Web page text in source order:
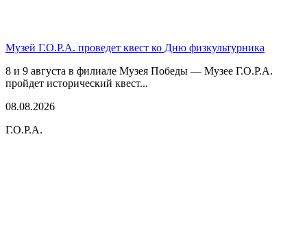
Музей Г.О.Р.А. проведет квест ко Дню физкультурника
8 и 9 августа в филиале Музея Победы — Музее Г.О.Р.А.
пройдет исторический квест...
08.08.2026
Г.О.Р.А.